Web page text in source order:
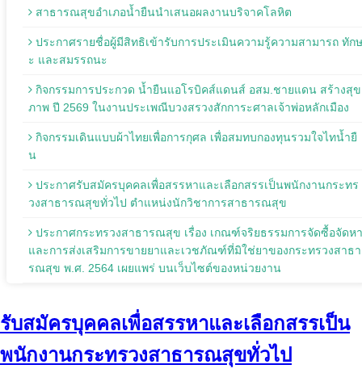
สาธารณสุขอำเภอน้ำยืนนำเสนอผลงานบริจาคโลหิต
ประกาศรายชื่อผู้มีสิทธิเข้ารับการประเมินความรู้ความสามารถ ทักษ
ะ และสมรรถนะ
กิจกรรมการประกวด น้ำยืนแอโรบิคส์แดนส์ อสม.ชายแดน สร้างสุข
ภาพ ปี 2569 ในงานประเพณีบวงสรวงสักการะศาลเจ้าพ่อหลักเมือง
กิจกรรมเดินแบบผ้าไทยเพื่อการกุศล เพื่อสมทบกองทุนรวมใจไทน้ำยื
น
ประกาศรับสมัครบุคคลเพื่อสรรหาและเลือกสรรเป็นพนักงานกระทร
วงสาธารณสุขทั่วไป ตำแหน่งนักวิชาการสาธารณสุข
ประกาศกระทรวงสาธารณสุข เรื่อง เกณฑ์จริยธรรมการจัดซื้อจัดหา
และการส่งเสริมการขายยาและเวชภัณฑ์ที่มิใช่ยาของกระทรวงสาธา
รณสุข พ.ศ. 2564 เผยแพร่ บนเว็บไซต์ของหน่วยงาน
รับสมัครบุคคลเพื่อสรรหาและเลือกสรรเป็น
พนักงานกระทรวงสาธารณสุขทั่วไป